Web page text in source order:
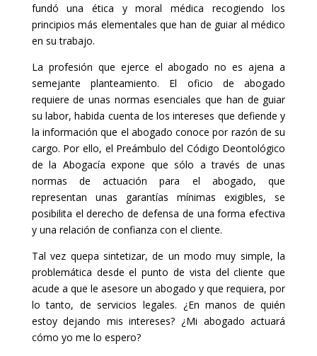
fundó una ética y moral médica recogiendo los
principios más elementales que han de guiar al médico
en su trabajo.
La profesión que ejerce el abogado no es ajena a
semejante planteamiento. El oficio de abogado
requiere de unas normas esenciales que han de guiar
su labor, habida cuenta de los intereses que defiende y
la información que el abogado conoce por razón de su
cargo. Por ello, el Preámbulo del Código Deontológico
de la Abogacía expone que sólo a través de unas
normas de actuación para el abogado, que
representan unas garantías mínimas exigibles, se
posibilita el derecho de defensa de una forma efectiva
y una relación de confianza con el cliente.
Tal vez quepa sintetizar, de un modo muy simple, la
problemática desde el punto de vista del cliente que
acude a que le asesore un abogado y que requiera, por
lo tanto, de servicios legales. ¿En manos de quién
estoy dejando mis intereses? ¿Mi abogado actuará
cómo yo me lo espero?